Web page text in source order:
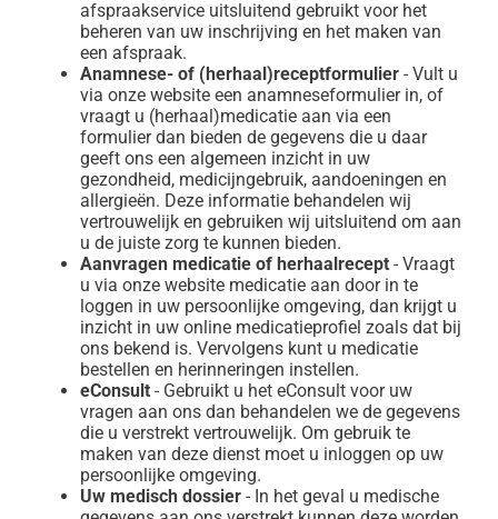
afspraakservice uitsluitend gebruikt voor het
beheren van uw inschrijving en het maken van
een afspraak.
Anamnese- of (herhaal)receptformulier - Vult u
via onze website een anamneseformulier in, of
vraagt u (herhaal)medicatie aan via een
formulier dan bieden de gegevens die u daar
geeft ons een algemeen inzicht in uw
gezondheid, medicijngebruik, aandoeningen en
allergieën. Deze informatie behandelen wij
vertrouwelijk en gebruiken wij uitsluitend om aan
u de juiste zorg te kunnen bieden.
Aanvragen medicatie of herhaalrecept - Vraagt
u via onze website medicatie aan door in te
loggen in uw persoonlijke omgeving, dan krijgt u
inzicht in uw online medicatieprofiel zoals dat bij
ons bekend is. Vervolgens kunt u medicatie
bestellen en herinneringen instellen.
eConsult - Gebruikt u het eConsult voor uw
vragen aan ons dan behandelen we de gegevens
die u verstrekt vertrouwelijk. Om gebruik te
maken van deze dienst moet u inloggen op uw
persoonlijke omgeving.
Uw medisch dossier - In het geval u medische